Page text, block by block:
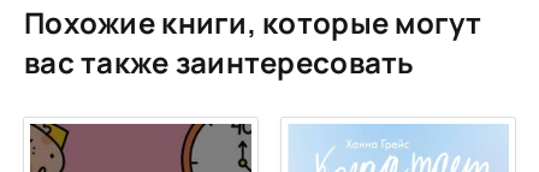
17
18
Похожие книги, которые могут
вас также заинтересовать